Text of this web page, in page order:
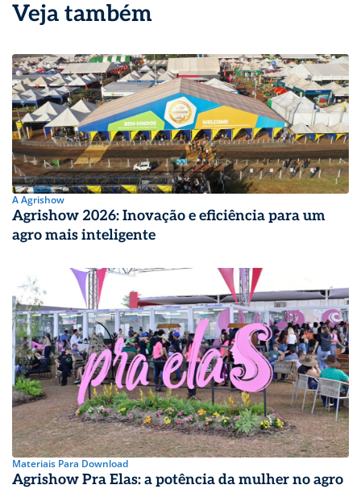
Veja também
A Agrishow
Agrishow 2026: Inovação e eficiência para um
agro mais inteligente
Materiais Para Download
Agrishow Pra Elas: a potência da mulher no agro